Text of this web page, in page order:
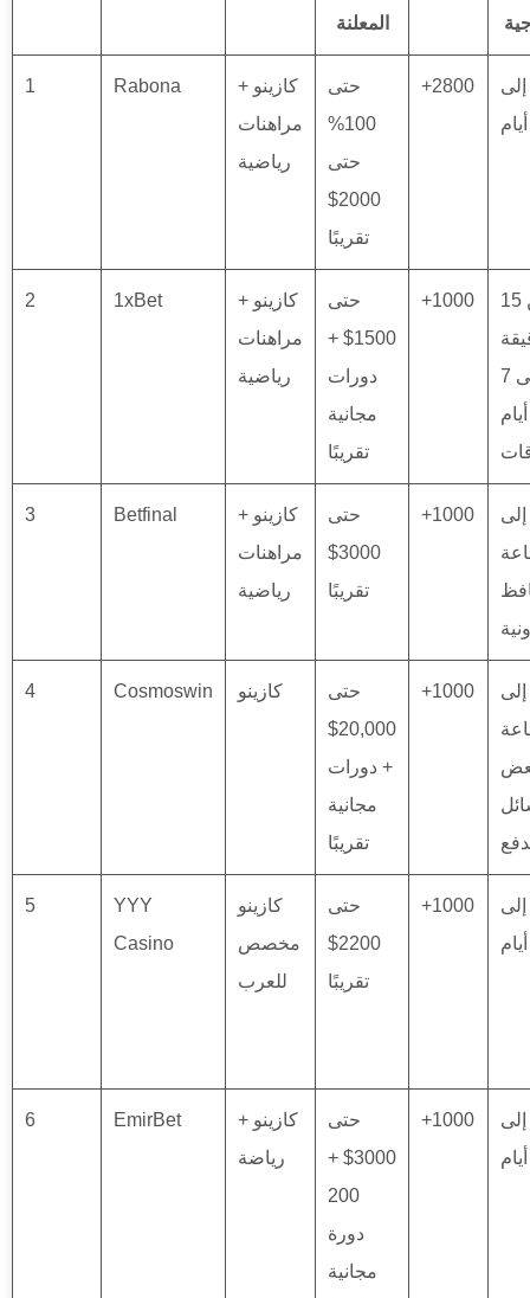
المعلنة
1 Rabona
كازينو +
مراهنات
رياضية
حتى
100%
حتى
2000$
تقريبًا
+2800 من 0 إلى
2 1xBet
كازينو +
مراهنات
رياضية
حتى
1500$ +
دورات
مجانية
تقريبًا
+1000
من 15
حتى 7
أيام
3 Betfinal
كازينو +
مراهنات
رياضية
حتى
3000$
تقريبًا
+1000
من 0 إلى
4 Cosmoswin كازينو
حتى
20,000$
+ دورات
مجانية
تقريبًا
+1000
من 1 إلى
5
YYY
Casino
كازينو
مخصص
للعرب
حتى
2200$
تقريبًا
+1000 من 1 إلى
6 EmirBet
كازينو +
رياضة
حتى
3000$ +
200
دورة
مجانية
+1000 من 1 إلى